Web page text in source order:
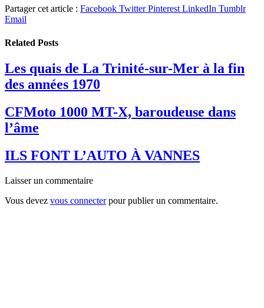
Partager cet article : Facebook Twitter Pinterest LinkedIn Tumblr
Email
Related Posts
Les quais de La Trinité-sur-Mer à la fin
des années 1970
CFMoto 1000 MT-X, baroudeuse dans
l’âme
ILS FONT L’AUTO À VANNES
Laisser un commentaire
Vous devez vous connecterpour publier un commentaire.